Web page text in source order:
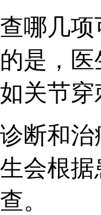
哪几
是，
关节
断和
会根
。